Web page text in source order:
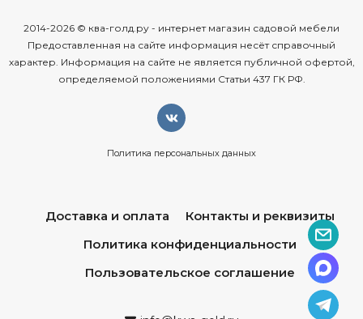
2014-2026 © ква-голд.ру - интернет магазин садовой мебели
Предоставленная на сайте информация несёт справочный
характер. Информация на сайте не является публичной офертой,
определяемой положениями Статьи 437 ГК РФ.
Политика персональных данных
Доставка и оплата
Контакты и реквизиты
Политика конфиденциальности
Пользовательское соглашение